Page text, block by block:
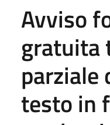
Avviso
gratuita
parziale
testo in